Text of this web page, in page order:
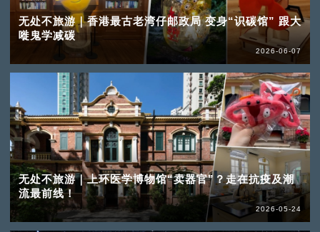
无处不旅游｜香港最古老湾仔邮政局 变身“识碳馆” 跟大
嘥鬼学减碳
2026-06-07
无处不旅游｜上环医学博物馆“卖器官”？走在抗疫及潮
流最前线！
2026-05-24